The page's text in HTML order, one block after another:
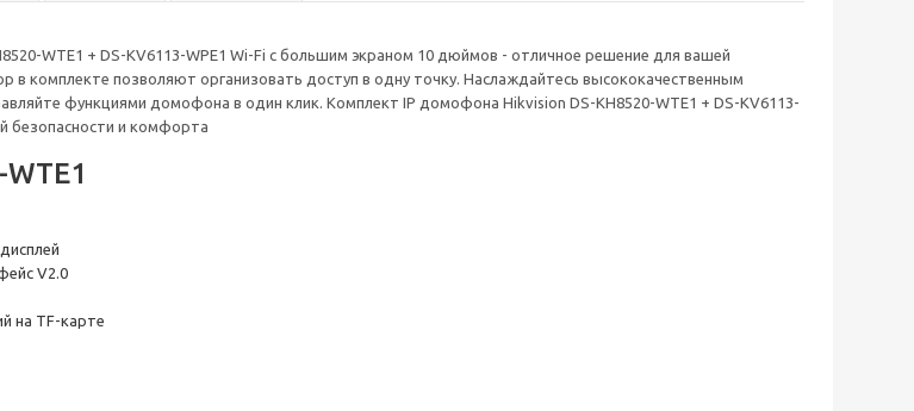
WTE1 + DS-KV6113-WPE1 Wi-Fi с большим экраном 10 дюймов - отличное решение для вашей
в комплекте позволяют организовать доступ в одну точку. Наслаждайтесь высококачественным
функциями домофона в один клик. Комплект IP домофона Hikvision DS-KH8520-WTE1 + DS-KV6113-
безопасности и комфорта
V2.0
на TF-карте